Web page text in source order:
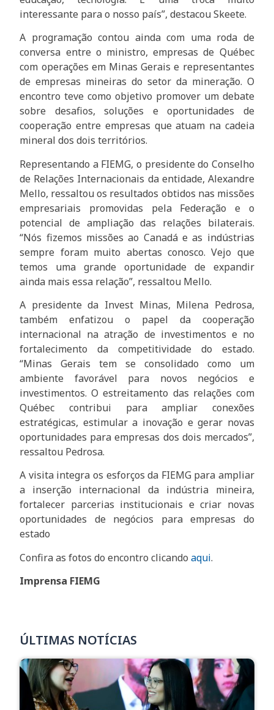
interessante para o nosso país”, destacou Skeete.
A programação contou ainda com uma roda de
conversa entre o ministro, empresas de Québec
com operações em Minas Gerais e representantes
de empresas mineiras do setor da mineração. O
encontro teve como objetivo promover um debate
sobre desafios, soluções e oportunidades de
cooperação entre empresas que atuam na cadeia
mineral dos dois territórios.
Representando a FIEMG, o presidente do Conselho
de Relações Internacionais da entidade, Alexandre
Mello, ressaltou os resultados obtidos nas missões
empresariais promovidas pela Federação e o
potencial de ampliação das relações bilaterais.
“Nós fizemos missões ao Canadá e as indústrias
sempre foram muito abertas conosco. Vejo que
temos uma grande oportunidade de expandir
ainda mais essa relação”, ressaltou Mello.
A presidente da Invest Minas, Milena Pedrosa,
também enfatizou o papel da cooperação
internacional na atração de investimentos e no
fortalecimento da competitividade do estado.
“Minas Gerais tem se consolidado como um
ambiente favorável para novos negócios e
investimentos. O estreitamento das relações com
Québec contribui para ampliar conexões
estratégicas, estimular a inovação e gerar novas
oportunidades para empresas dos dois mercados”,
ressaltou Pedrosa.
A visita integra os esforços da FIEMG para ampliar
a inserção internacional da indústria mineira,
fortalecer parcerias institucionais e criar novas
oportunidades de negócios para empresas do
estado
Confira as fotos do encontro clicandoaqui.
Imprensa FIEMG
ÚLTIMAS NOTÍCIAS